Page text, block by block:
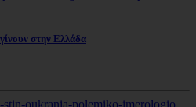
στην Ελλάδα